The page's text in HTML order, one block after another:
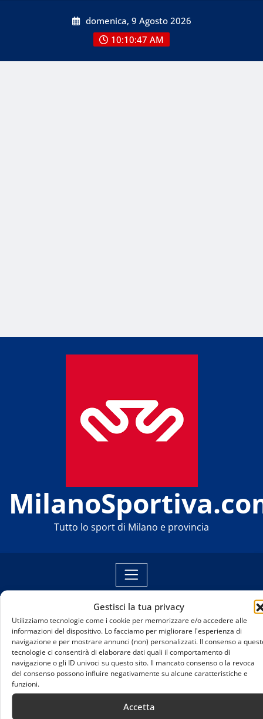
Gestisci la tua privacy
Utilizziamo tecnologie come i cookie per memorizzare e/o accedere alle
informazioni del dispositivo. Lo facciamo per migliorare l'esperienza di
navigazione e per mostrare annunci (non) personalizzati. Il consenso a
tecnologie ci consentirà di elaborare dati quali il comportamento di
navigazione o gli ID univoci su questo sito. Il mancato consenso o la revoca
del consenso possono influire negativamente su alcune caratteristiche e
funzioni.
Accetta
domenica, 9 Agosto 2026
10:10:48 AM
Tutto lo sport di Milano e provincia
Home
Pink Motor Day 2025: inclusione e diversità nel
settore automotive